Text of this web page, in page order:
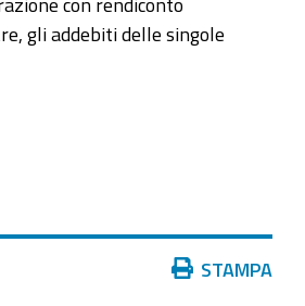
con rendiconto
gli addebiti delle singole
STAMPA